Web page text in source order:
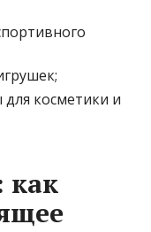
косметики и
как